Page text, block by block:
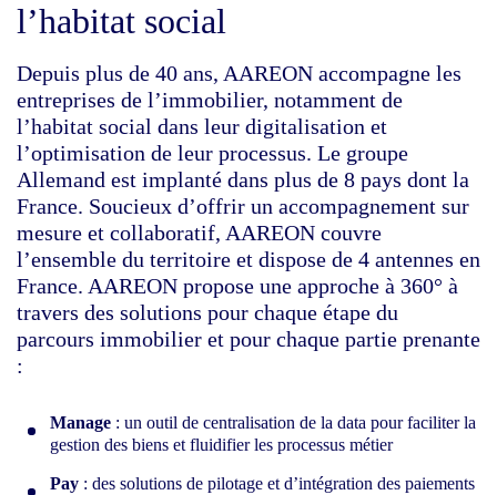
l’habitat social
Depuis plus de 40 ans, AAREON accompagne les
entreprises de l’immobilier, notamment de
l’habitat social dans leur digitalisation et
l’optimisation de leur processus. Le groupe
Allemand est implanté dans plus de 8 pays dont la
France. Soucieux d’offrir un accompagnement sur
mesure et collaboratif, AAREON couvre
l’ensemble du territoire et dispose de 4 antennes en
France. AAREON propose une approche à 360° à
travers des solutions pour chaque étape du
parcours immobilier et pour chaque partie prenante
:
Manage : un outil de centralisation de la data pour faciliter la
gestion des biens et fluidifier les processus métier
Pay : des solutions de pilotage et d’intégration des paiements